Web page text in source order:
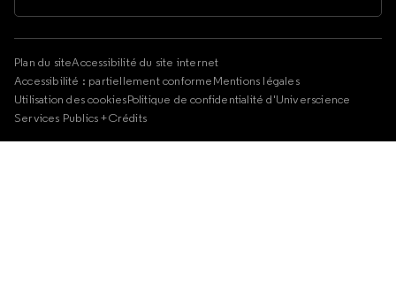
Plan du siteAccessibilité du site internet
Accessibilité : partiellement conformeMentions légales
Utilisation des cookiesPolitique de confidentialité d'Universcience
Services Publics +Crédits